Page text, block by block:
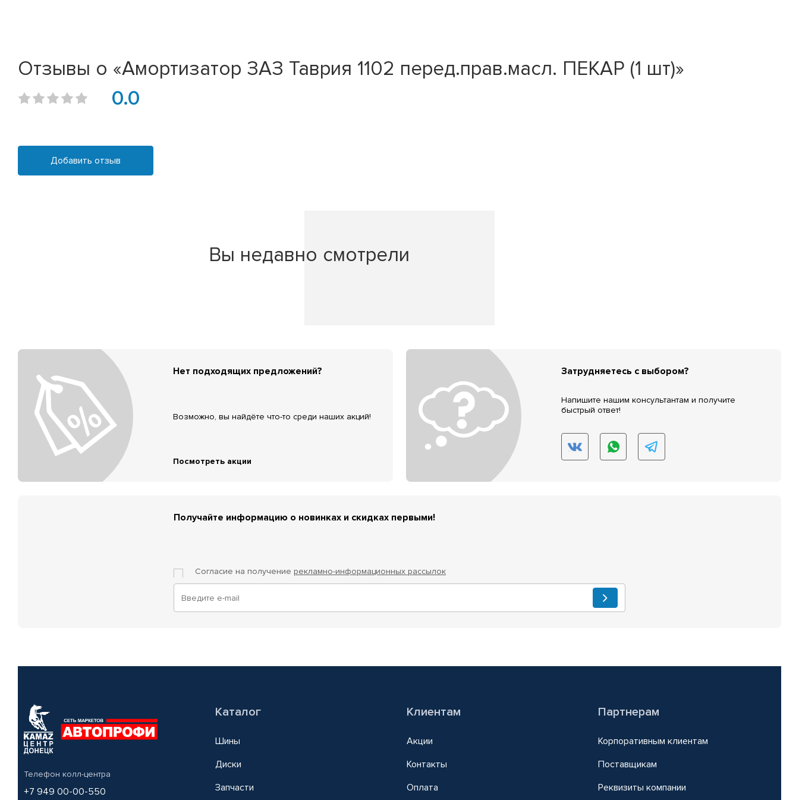
Отзывы о «Амортизатор ЗАЗ Таврия 1102 перед.прав.масл. ПЕКАР (1 шт)»
0.0
Добавить отзыв
Вы недавно смотрели
Нет подходящих предложений?
Возможно, вы найдёте что-то среди наших акций!
Посмотреть акции
Затрудняетесь с выбором?
Напишите нашим консультантам и получите
быстрый ответ!
Получайте информацию о новинках и скидках первыми!
Согласие на получение рекламно-информационных рассылок
Телефон колл-центра
+7 949 00-00-550
Каталог
Шины
Диски
Запчасти
Клиентам
Акции
Контакты
Оплата
Партнерам
Корпоративным клиентам
Поставщикам
Реквизиты компании